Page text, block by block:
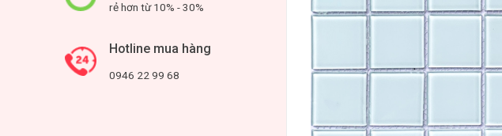
rẻ hơn từ 10% - 30%
Hotline mua hàng
0946 22 99 68